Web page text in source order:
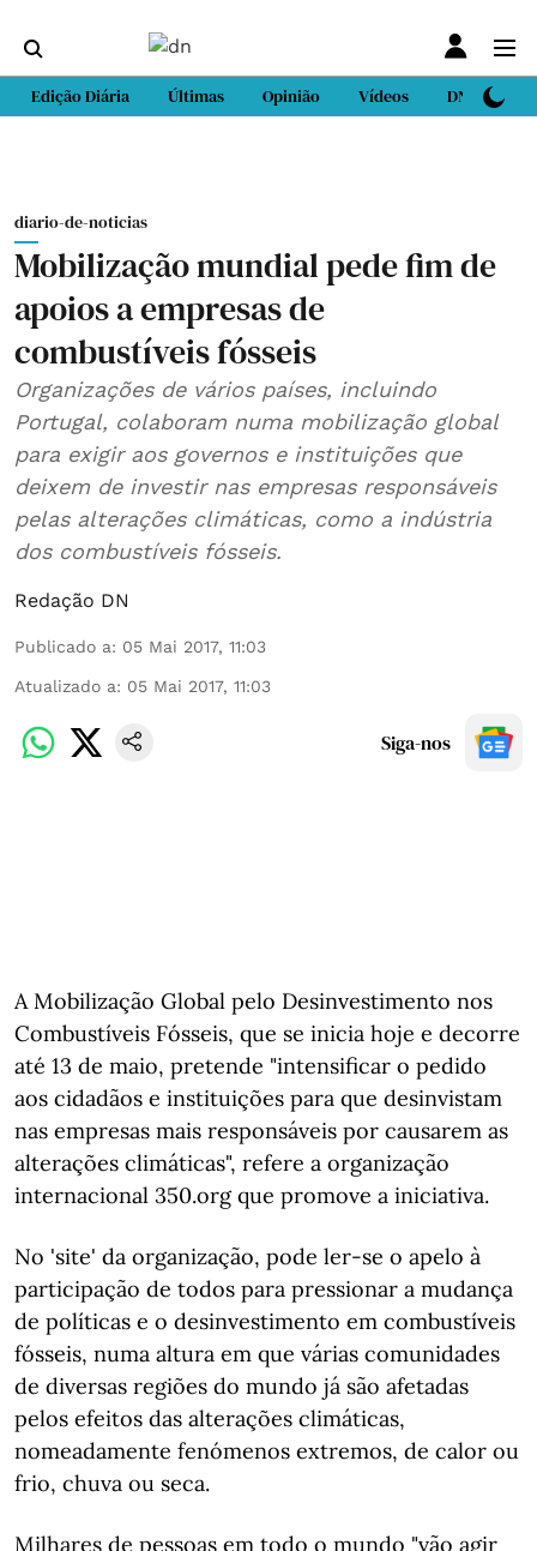
Edição Diária Últimas Opinião Vídeos DN Sport
diario-de-noticias
Mobilização mundial pede fim de
apoios a empresas de
combustíveis fósseis
Organizações de vários países, incluindo
Portugal, colaboram numa mobilização global
para exigir aos governos e instituições que
deixem de investir nas empresas responsáveis
pelas alterações climáticas, como a indústria
dos combustíveis fósseis.
Redação DN
Publicado a: 05 Mai 2017, 11:03
Atualizado a: 05 Mai 2017, 11:03
Siga-nos
A Mobilização Global pelo Desinvestimento nos
Combustíveis Fósseis, que se inicia hoje e decorre
até 13 de maio, pretende "intensificar o pedido
aos cidadãos e instituições para que desinvistam
nas empresas mais responsáveis por causarem as
alterações climáticas", refere a organização
internacional 350.org que promove a iniciativa.
No 'site' da organização, pode ler-se o apelo à
participação de todos para pressionar a mudança
de políticas e o desinvestimento em combustíveis
fósseis, numa altura em que várias comunidades
de diversas regiões do mundo já são afetadas
pelos efeitos das alterações climáticas,
nomeadamente fenómenos extremos, de calor ou
frio, chuva ou seca.
Milhares de pessoas em todo o mundo "vão agir